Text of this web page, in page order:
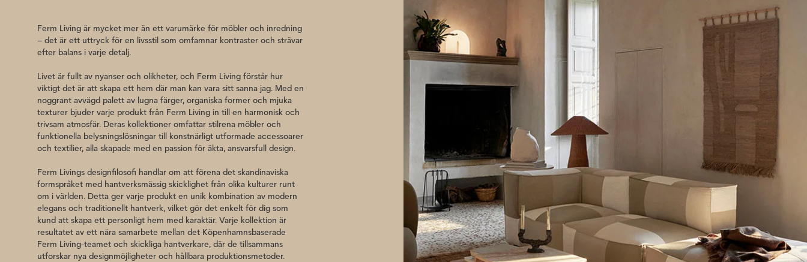
Ferm Living är mycket mer än ett varumärke för möbler och inredning
– det är ett uttryck för en livsstil som omfamnar kontraster och strävar
efter balans i varje detalj.
Livet är fullt av nyanser och olikheter, och Ferm Living förstår hur
viktigt det är att skapa ett hem där man kan vara sitt sanna jag. Med en
noggrant avvägd palett av lugna färger, organiska former och mjuka
texturer bjuder varje produkt från Ferm Living in till en harmonisk och
trivsam atmosfär. Deras kollektioner omfattar stilrena möbler och
funktionella belysningslösningar till konstnärligt utformade accessoarer
och textilier, alla skapade med en passion för äkta, ansvarsfull design.
Ferm Livings designfilosofi handlar om att förena det skandinaviska
formspråket med hantverksmässig skicklighet från olika kulturer runt
om i världen. Detta ger varje produkt en unik kombination av modern
elegans och traditionellt hantverk, vilket gör det enkelt för dig som
kund att skapa ett personligt hem med karaktär. Varje kollektion är
resultatet av ett nära samarbete mellan det Köpenhamnsbaserade
Ferm Living-teamet och skickliga hantverkare, där de tillsammans
utforskar nya designmöjligheter och hållbara produktionsmetoder.